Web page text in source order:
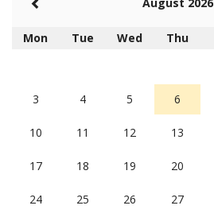
Mon Tue Wed Thu
3 4 5 6
10 11 12 13
17 18 19 20
24 25 26 27